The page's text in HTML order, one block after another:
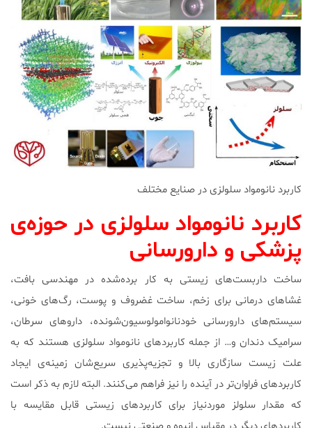
کاربرد نانومواد سلولزی در صنایع مختلف
کاربرد نانومواد سلولزی در حوزه‌ی
پزشکی و دارورسانی
ساخت داربست‌های زیستی به کار برده‌شده در مهندسی بافت،
غشاهای درمانی برای زخم، ساخت غضروف و پوست، رگ‌های خونی،
سیستم‌های دارورسانی خودنانوامولوسیون‌شونده، داروهای سرطان،
سرامیک دندان و… از جمله کاربردهای نانومواد سلولزی هستند که به
علت زیست سازگاری بالا و تجزیه‌پذیری سریع‌شان زمینه‌ی ایجاد
کاربردهای فراوان‌تر در آینده را نیز فراهم می‌کنند. البته لازم به ذکر است
که مقدار سلولز موردنیاز برای کاربردهای زیستی قابل مقایسه با